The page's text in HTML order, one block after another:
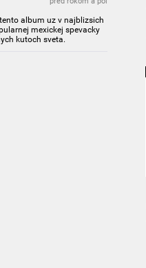
album uz v najblizsich
mexickej spevacky
kutoch sveta.